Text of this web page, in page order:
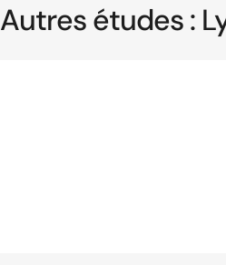
Autres études :